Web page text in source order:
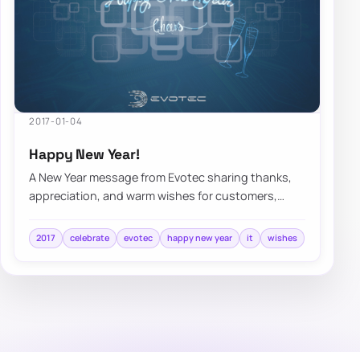
2017-01-04
Happy New Year!
A New Year message from Evotec sharing thanks,
appreciation, and warm wishes for customers,
2017 celebrate evotec happy new year it wishes